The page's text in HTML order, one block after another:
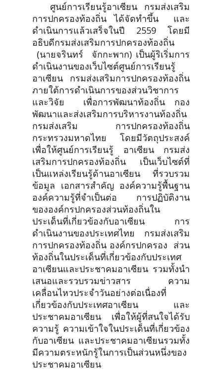
ศูนย์การเรียนรู้อาเซียน กรมส่งเสริม
การปกครองท้องถิ่น ได้จัดทำขึ้น และ
ดำเนินการแล้วเสร็จในปี 2559 โดยมี
อธิบดีกรมส่งเสริมการปกครองท้องถิ่น
(นายจรินทร์ จักกะพาก) เป็นผู้ริเริ่มการ
ดำเนินงานของเว็บไซต์ศูนย์การเรียนรู้
อาเซียน กรมส่งเสริมการปกครองท้องถิ่น
ภายใต้การดำเนินการของส่วนวิชาการ
และวิจัย เพื่อการพัฒนาท้องถิ่น กอง
พัฒนาและส่งเสริมการบริหารงานท้องถิ่น
กรมส่งเสริม การปกครองท้องถิ่น
กระทรวงมหาดไทย โดยมีวัตถุประสงค์
เพื่อให้ศูนย์การเรียนรู้ อาเซียน กรมส่ง
เสริมการปกครองท้องถิ่น เป็นเว็บไซต์ที่
เป็นแหล่งเรียนรู้ด้านอาเซียน ที่รวบรวม
ข้อมูล เอกสารสำคัญ องค์ความรู้พื้นฐาน
องค์ความรู้ที่จำเป็นต่อ การปฏิบัติงาน
ขององค์กรปกครองส่วนท้องถิ่นใน
ประเด็นที่เกี่ยวข้องกับอาเซียน การ
ดำเนินงานของประเทศไทย กรมส่งเสริม
การปกครองท้องถิ่น องค์กรปกครอง ส่วน
ท้องถิ่นในประเด็นที่เกี่ยวข้องกับประเทศ
อาเซียนและประชาคมอาเซียน รวมทั้งนำ
เสนอและรวบรวมข่าวสาร ความ
เคลื่อนไหวประจำวันอย่างต่อเนื่องที่
เกี่ยวข้องกับประเทศอาเซียน และ
ประชาคมอาเซียน เพื่อให้ผู้ที่สนใจได้รับ
ความรู้ ความเข้าใจในประเด็นที่เกี่ยวข้อง
กับอาเซียน และประชาคมอาเซียนรวมทั้ง
มีความตระหนักรู้ในการเป็นส่วนหนึ่งของ
ประชาคมอาเซียน